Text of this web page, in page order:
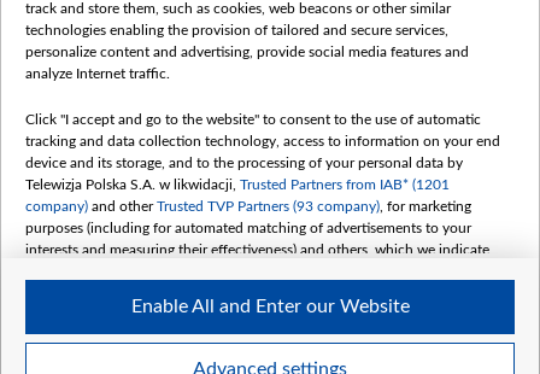
Белсат news
Белсат Shorts
Жэстачайшы мульт
Belsat English
Biełsat PL
Белсат Now
Белсат History
Белсат Music
Белсат Doc
My consents
track and store them, such as cookies, web beacons or other similar
technologies enabling the provision of tailored and secure services,
personalize content and advertising, provide social media features and
analyze Internet traffic.
Click "I accept and go to the website" to consent to the use of automatic
tracking and data collection technology, access to information on your end
device and its storage, and to the processing of your personal data by
Telewizja Polska S.A. w likwidacji, Trusted Partners from IAB* (1201
company) and otherTrusted TVP Partners (93 company) , for marketing
purposes (including for automated matching of advertisements to your
interests and measuring their effectiveness) and others, which we indicate
The purposes of processing your data by TVP S.A. w likwidacji are as
follows:
Advanced settings
Enable All and Enter our Website